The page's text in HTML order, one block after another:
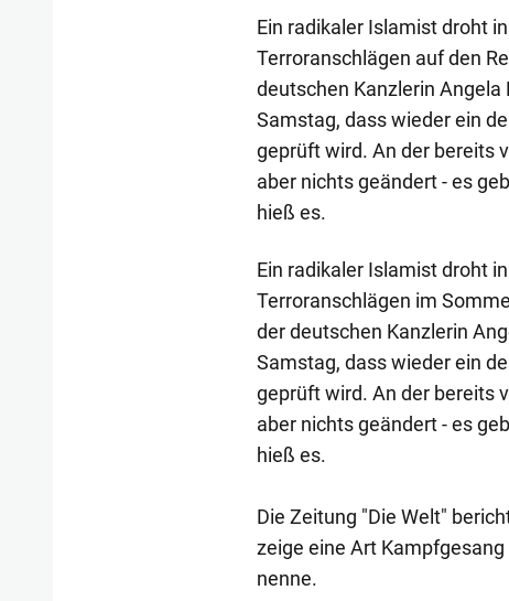
Ein radikaler Islamist droht
Terroranschlägen auf den
deutschen Kanzlerin
Samstag, dass wieder ein
geprüft wird. An der bereits
aber nichts geändert - es
hieß es.
Ein radikaler Islamist droht
Terroranschlägen im
der deutschen Kanzlerin
Samstag, dass wieder ein
geprüft wird. An der bereits
aber nichts geändert - es
hieß es.
Die Zeitung "Die Welt"
zeige eine Art
nenne.